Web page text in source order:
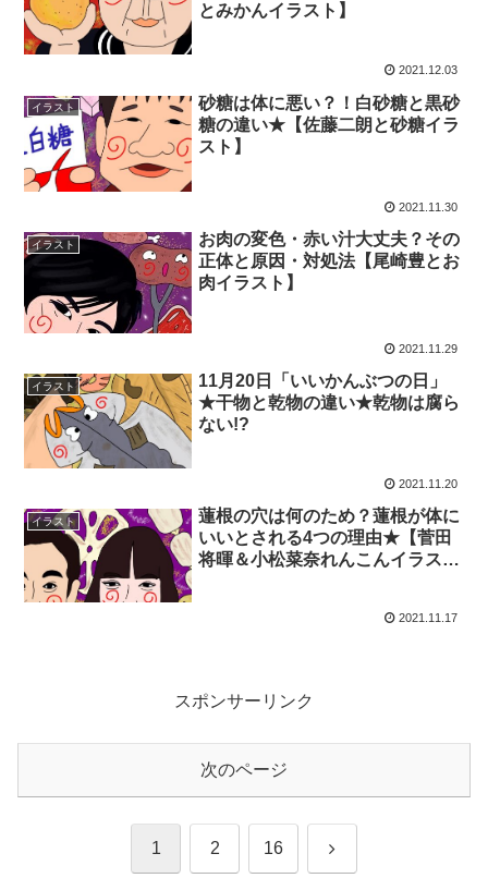
とみかんイラスト】
2021.12.03
イラスト
砂糖は体に悪い？！白砂糖と黒砂
糖の違い★【佐藤二朗と砂糖イラ
スト】
2021.11.30
イラスト
お肉の変色・赤い汁大丈夫？その
正体と原因・対処法【尾崎豊とお
肉イラスト】
2021.11.29
イラスト
11月20日「いいかんぶつの日」
★干物と乾物の違い★乾物は腐ら
ない!?
2021.11.20
イラスト
蓮根の穴は何のため？蓮根が体に
いいとされる4つの理由★【菅田
将暉＆小松菜奈れんこんイラス
2021.11.17
スポンサーリンク
次のページ
1 2 16 次